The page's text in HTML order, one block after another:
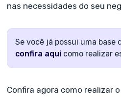
nas necessidades do seu
Se você já possui uma
confira aquicomo realizar
Confira agora como realizar